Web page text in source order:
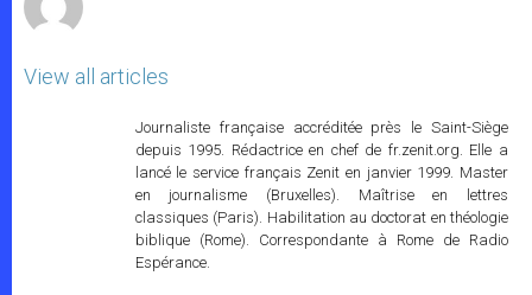
View all articles
Journaliste française accréditée près le Saint-Siège
depuis 1995. Rédactrice en chef de fr.zenit.org. Elle a
lancé le service français Zenit en janvier 1999. Master
en journalisme (Bruxelles). Maîtrise en lettres
classiques (Paris). Habilitation au doctorat en théologie
biblique (Rome). Correspondante à Rome de Radio
Espérance.